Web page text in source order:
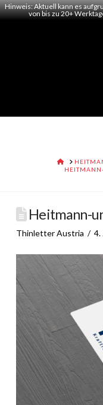
Hinweis: Aktuell kann es
von bis zu 20+
HOME
Heitmann-
Thinletter Austria 4.